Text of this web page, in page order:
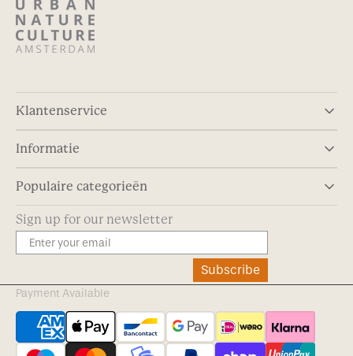
Klantenservice
Informatie
Populaire categorieën
Sign up for our newsletter
Subscribe
Payment Available